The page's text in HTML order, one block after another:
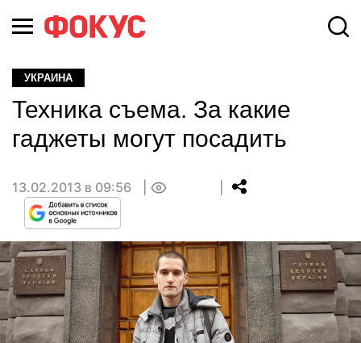
УКРАИНА
Техника съема. За какие
гаджеты могут посадить
13.02.2013 в 09:56